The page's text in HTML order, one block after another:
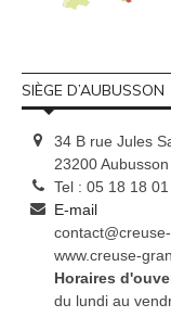
SIÈGE D’AUBUSSON
34 B rue Jules
23200 Aubusson
Tel : 05 18 18
E-mail
www.creuse-
Horaires
du lundi au